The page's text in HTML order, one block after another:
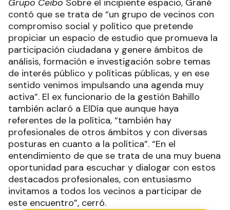
Grupo Ceibo Sobre el incipiente espacio, Grané
contó que se trata de “un grupo de vecinos con
compromiso social y político que pretende
propiciar un espacio de estudio que promueva la
participación ciudadana y genere ámbitos de
análisis, formación e investigación sobre temas
de interés público y políticas públicas, y en ese
sentido venimos impulsando una agenda muy
activa”. El ex funcionario de la gestión Bahillo
también aclaró a ElDía que aunque haya
referentes de la política, “también hay
profesionales de otros ámbitos y con diversas
posturas en cuanto a la política”. “En el
entendimiento de que se trata de una muy buena
oportunidad para escuchar y dialogar con estos
destacados profesionales, con entusiasmo
invitamos a todos los vecinos a participar de
este encuentro”, cerró.